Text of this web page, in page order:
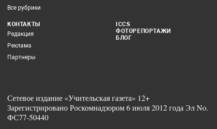
Все рубрики
КОНТАКТЫ
Редакция
Реклама
Партнеры
ICCS
ФОТОРЕПОРТАЖИ
БЛОГ
Сетевое издание «Учительская газета» 12+
Зарегистрировано Роскомнадзором 6 июля 2012 года Эл No.
ФС77-50440